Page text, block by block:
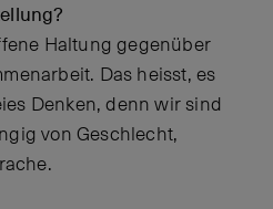
Haltung gegenüber
Das heisst, es
Denken, denn wir sind
von Geschlecht,